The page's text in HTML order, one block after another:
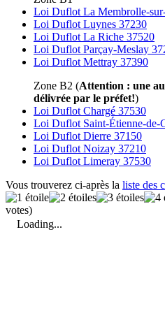
Loi Duflot La Membrolle-
Loi Duflot Luynes 37230
Loi Duflot La Riche 37520
Loi Duflot Parçay-Meslay
Loi Duflot Mettray 37390
Zone B2 (Attention : une
délivrée par le préfet!)
Loi Duflot Chargé 37530
Loi Duflot Saint-Étienne-de-
Loi Duflot Dierre 37150
Loi Duflot Noizay 37210
Loi Duflot Limeray 37530
Vous trouverez ci-après la liste des
votes)
Loading...